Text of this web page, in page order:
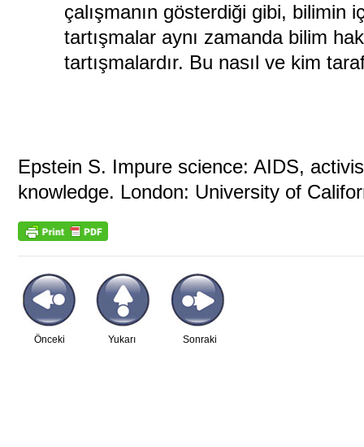
çalışmanın gösterdiği gibi, bilimin
tartışmalar aynı zamanda bilim
tartışmalardır. Bu nasıl ve kim
Epstein S. Impure science: AIDS,
knowledge. London: University of
Yukarı
Önceki Sonraki